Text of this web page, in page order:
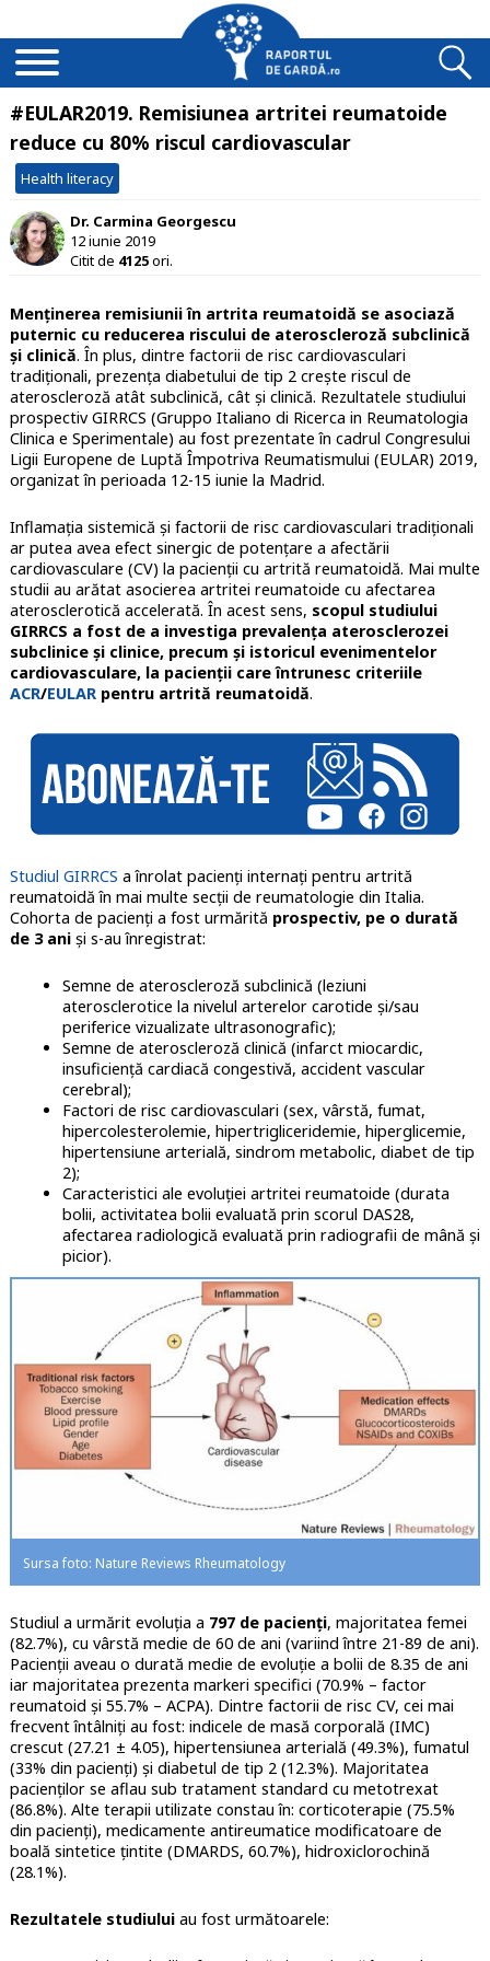
#EULAR2019. Remisiunea artritei reumatoide
reduce cu 80% riscul cardiovascular
Health literacy
Dr. Carmina Georgescu
12 iunie 2019
Citit de 4125ori.
Menținerea remisiunii în artrita reumatoidă se asociază
puternic cu reducerea riscului de ateroscleroză subclinică
și clinică. În plus, dintre factorii de risc cardiovasculari
tradiționali, prezența diabetului de tip 2 crește riscul de
ateroscleroză atât subclinică, cât și clinică. Rezultatele studiului
prospectiv GIRRCS (Gruppo Italiano di Ricerca in Reumatologia
Clinica e Sperimentale) au fost prezentate în cadrul Congresului
Ligii Europene de Luptă Împotriva Reumatismului (EULAR) 2019,
organizat în perioada 12-15 iunie la Madrid.
Inflamația sistemică și factorii de risc cardiovasculari tradiționali
ar putea avea efect sinergic de potențare a afectării
cardiovasculare (CV) la pacienții cu artrită reumatoidă. Mai multe
studii au arătat asocierea artritei reumatoide cu afectarea
aterosclerotică accelerată. În acest sens, scopul studiului
GIRRCS a fost de a investiga prevalența aterosclerozei
subclinice și clinice, precum și istoricul evenimentelor
cardiovasculare, la pacienții care întrunesc criteriile
ACR/EULARpentru artrită reumatoidă.
Studiul GIRRCS a înrolat pacienți internați pentru artrită
reumatoidă în mai multe secții de reumatologie din Italia.
Cohorta de pacienți a fost urmărită prospectiv, pe o durată
de 3 aniși s-au înregistrat:
Semne de ateroscleroză subclinică (leziuni
aterosclerotice la nivelul arterelor carotide și/sau
periferice vizualizate ultrasonografic);
Semne de ateroscleroză clinică (infarct miocardic,
insuficiență cardiacă congestivă, accident vascular
cerebral);
Factori de risc cardiovasculari (sex, vârstă, fumat,
hipercolesterolemie, hipertrigliceridemie, hiperglicemie,
hipertensiune arterială, sindrom metabolic, diabet de tip
2);
Caracteristici ale evoluției artritei reumatoide (durata
bolii, activitatea bolii evaluată prin scorul DAS28,
afectarea radiologică evaluată prin radiografii de mână și
picior).
Sursa foto: Nature Reviews Rheumatology
Studiul a urmărit evoluția a 797 de pacienți, majoritatea femei
(82.7%), cu vârstă medie de 60 de ani (variind între 21-89 de ani).
Pacienții aveau o durată medie de evoluție a bolii de 8.35 de ani
iar majoritatea prezenta markeri specifici (70.9% – factor
reumatoid și 55.7% – ACPA). Dintre factorii de risc CV, cei mai
frecvent întâlniți au fost: indicele de masă corporală (IMC)
crescut (27.21 ± 4.05), hipertensiunea arterială (49.3%), fumatul
(33% din pacienți) și diabetul de tip 2 (12.3%). Majoritatea
pacienților se aflau sub tratament standard cu metotrexat
(86.8%). Alte terapii utilizate constau în: corticoterapie (75.5%
din pacienți), medicamente antireumatice modificatoare de
boală sintetice țintite (DMARDS, 60.7%), hidroxiclorochină
(28.1%).
Rezultatele studiuluiau fost următoarele: